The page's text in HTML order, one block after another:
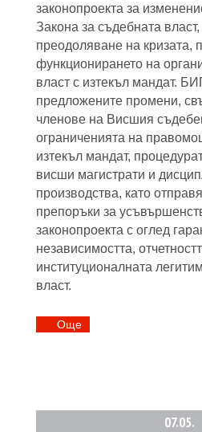
законопроекта за
Закона за съдебната
преодоляване на кризата,
функционирането на
власт с изтекъл мандат.
предложените промени,
членове на Висшия
ограниченията на
изтекъл мандат,
висши магистрати и
производства, като
препоръки за
законопроекта с оглед
независимостта,
институционалната
власт.
Oще
07.05.